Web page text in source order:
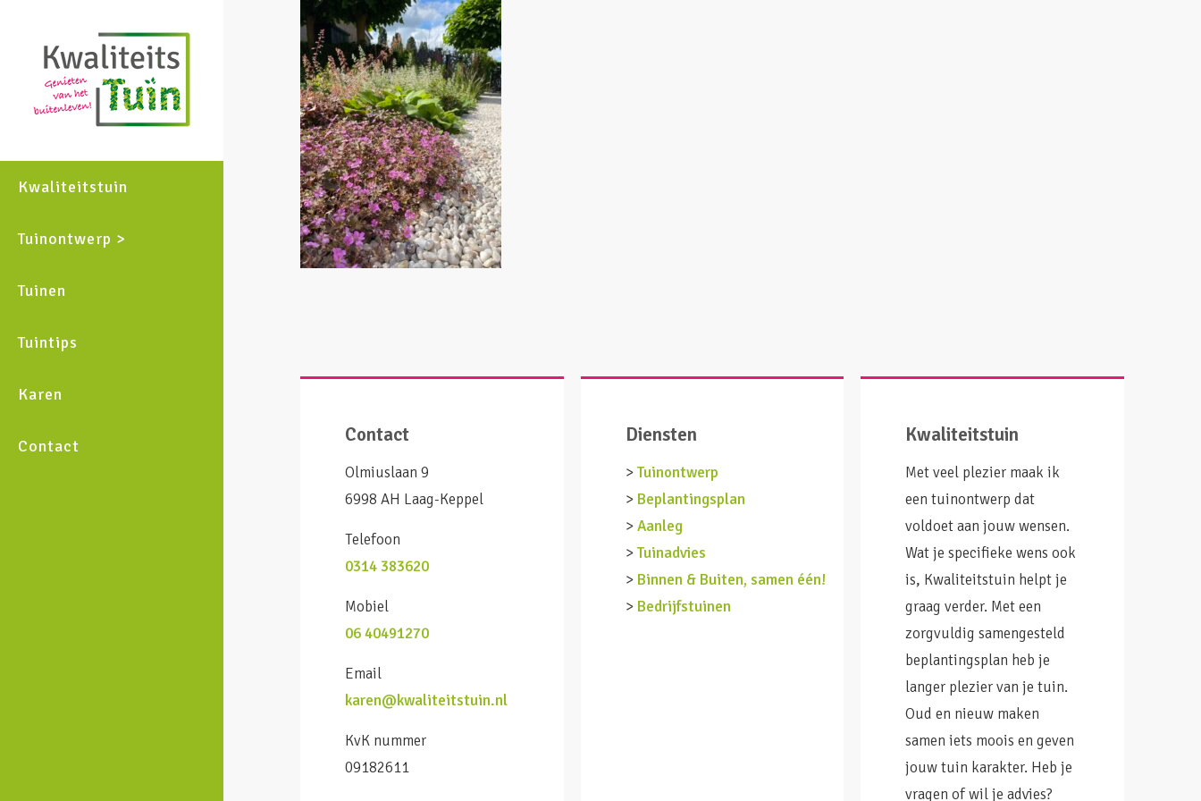
Kwaliteitstuin
Tuinontwerp >
Tuinen
Tuintips
Karen
Contact Contact
Olmiuslaan 9
6998 AH Laag-Keppel
Telefoon
0314 383620
Mobiel
06 40491270
Email
karen@kwaliteitstuin.nl
KvK nummer
09182611
Diensten
>Tuinontwerp
> Beplantingsplan
>Aanleg
>Tuinadvies
> Binnen & Buiten, samen één!
> Bedrijfstuinen
Kwaliteitstuin
Met veel plezier maak ik
een tuinontwerp dat
voldoet aan jouw wensen.
Wat je specifieke wens ook
is, Kwaliteitstuin helpt je
graag verder. Met een
zorgvuldig samengesteld
beplantingsplan heb je
langer plezier van je tuin.
Oud en nieuw maken
samen iets moois en geven
jouw tuin karakter. Heb je
vragen of wil je advies?